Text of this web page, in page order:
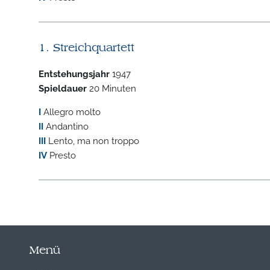
1. Streichquartett
Entstehungsjahr1947
Spieldauer20 Minuten
IAllegro molto
IIAndantino
IIILento, ma non troppo
IVPresto
Menü